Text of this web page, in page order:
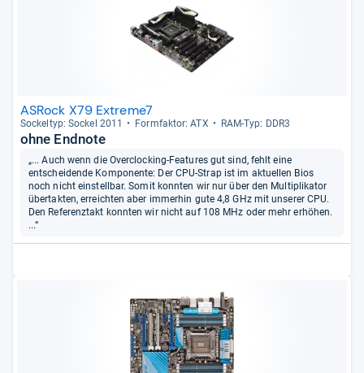
ASRock X79 Extreme7
Sockel­typ: Sockel 2011 Form­fak­tor: ATX RAM-​Typ: DDR3
ohne Endnote
„... Auch wenn die Overclocking-Features gut sind, fehlt eine
entscheidende Komponente: Der CPU-Strap ist im aktuellen Bios
noch nicht einstellbar. Somit konnten wir nur über den Multiplikator
übertakten, erreichten aber immerhin gute 4,8 GHz mit unserer CPU.
Den Referenztakt konnten wir nicht auf 108 MHz oder mehr erhöhen.
...“